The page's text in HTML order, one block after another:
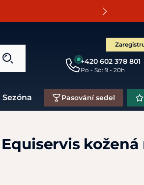
+420 602 378 801
Po - So: 9 - 20h
Sezóna Pasování sedel
kožená